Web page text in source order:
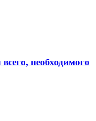
необходимого